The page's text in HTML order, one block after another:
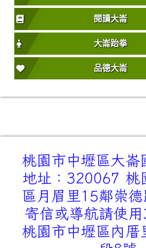
閱讀大崙
大崙跆拳
品德大崙
桃園市中壢區大崙
地址：320067 桃
區月眉里15鄰崇
寄信或導航請使
桃園市中壢區內厝